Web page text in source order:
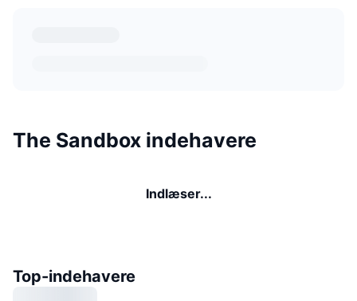
The Sandbox indehavere
Indlæser...
Top-indehavere